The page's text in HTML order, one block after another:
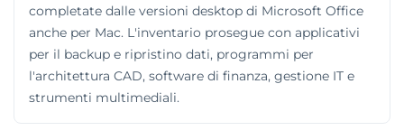
completate dalle versioni desktop di Microsoft Office
anche per Mac. L'inventario prosegue con applicativi
per il backup e ripristino dati, programmi per
l'architettura CAD, software di finanza, gestione IT e
strumenti multimediali.